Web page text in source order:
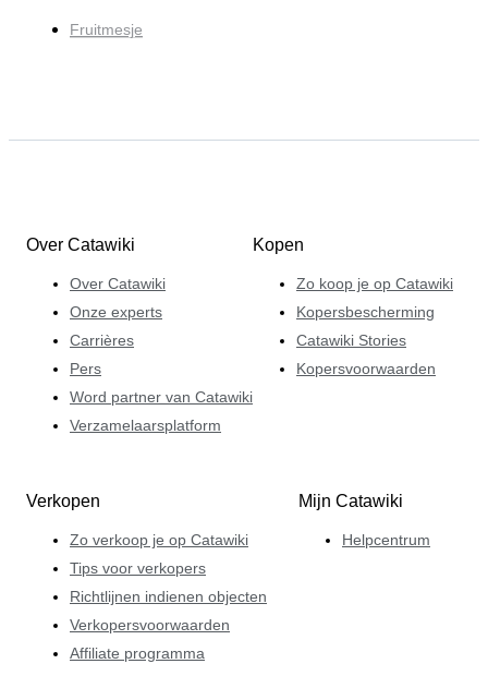
Fruitmesje
Over Catawiki
Over Catawiki
Onze experts
Carrières
Pers
Word partner van Catawiki
Verzamelaarsplatform
Kopen
Zo koop je op Catawiki
Kopersbescherming
Catawiki Stories
Kopersvoorwaarden
Verkopen
Zo verkoop je op Catawiki
Tips voor verkopers
Richtlijnen indienen objecten
Verkopersvoorwaarden
Affiliate programma
Mijn Catawiki
Helpcentrum